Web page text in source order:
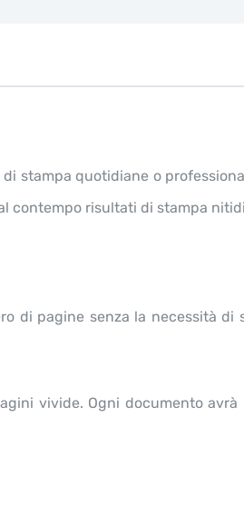
stampa quotidiane o
contempo risultati di stampa
di pagine senza la necessità di
vivide. Ogni documento avrà